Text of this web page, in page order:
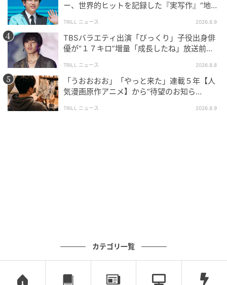
ー、世界的ヒットを記録した『実写作』“地上
TRILL ニュース 2026.8.9
TBSバラエティ出演「びっくり」子役出身俳
優が“１７キロ”増量「成長したね」放送前か
TRILL ニュース 2026.8.8
「うおおおお」「やっと来た」連載５年【人
気漫画原作アニメ】から“待望のお知ら
TRILL ニュース 2026.8.9
カテゴリ一覧